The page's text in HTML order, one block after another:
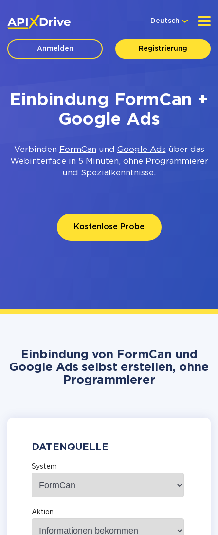
Deutsch
Anmelden Registrierung
Einbindung FormCan +
Google Ads
Verbinden FormCan und Google Ads über das
Webinterface in 5 Minuten, ohne Programmierer
und Spezialkenntnisse.
Kostenlose Probe
Einbindung von FormCan und
Google Ads selbst erstellen, ohne
Programmierer
DATENQUELLE
System
Aktion